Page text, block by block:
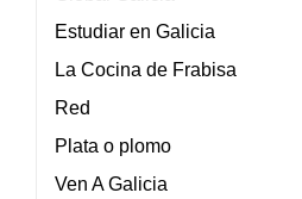
Estudiar en Galicia
La Cocina de Frabisa
Red
Plata o plomo
Ven A Galicia